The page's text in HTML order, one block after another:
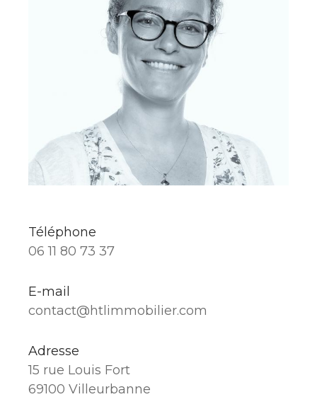
Téléphone
06 11 80 73 37
E-mail
contact@htlimmobilier.com
Adresse
15 rue Louis Fort
69100 Villeurbanne